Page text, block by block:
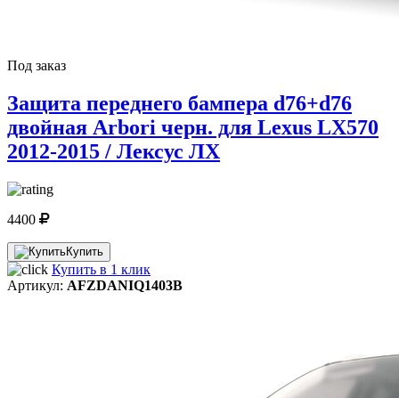
Под заказ
Защита переднего бампера d76+d76
двойная Arbori черн. для Lexus LX570
2012-2015 / Лексус ЛХ
4400
Купить
Купить в 1 клик
Артикул: AFZDANIQ1403B